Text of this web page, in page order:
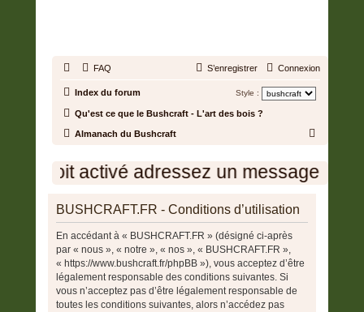
FAQ Connexion
S’enregistrer
Index du forum Style :
Qu'est ce que le Bushcraft - L'art des bois ?
Almanach du Bushcraft
soit activé adressez un message à
BUSHCRAFT.FR - Conditions d’utilisation
En accédant à « BUSHCRAFT.FR » (désigné ci-après
par « nous », « notre », « nos », « BUSHCRAFT.FR »,
« https://www.bushcraft.fr/phpBB »), vous acceptez d’être
légalement responsable des conditions suivantes. Si
vous n’acceptez pas d’être légalement responsable de
toutes les conditions suivantes, alors n’accédez pas